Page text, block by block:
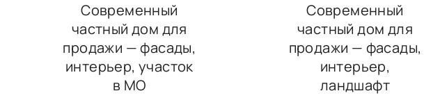
Современный
частный дом для
продажи — фасады,
интерьер, участок
в МО
Современный
частный дом для
продажи — фасады,
интерьер,
ландшафт